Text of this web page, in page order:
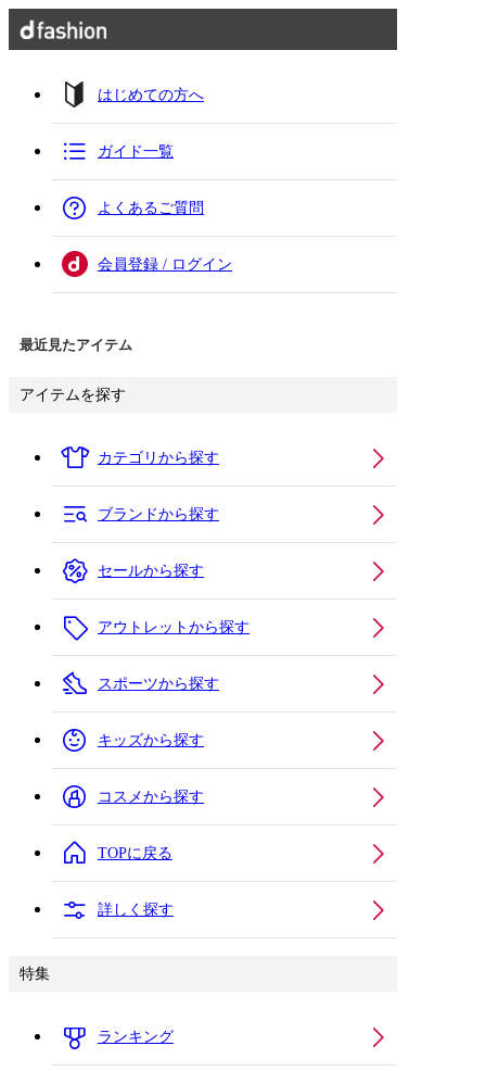
はじめての方へ
ガイド一覧
よくあるご質問
会員登録 / ログイン
最近見たアイテム
アイテムを探す
カテゴリから探す
ブランドから探す
セールから探す
アウトレットから探す
スポーツから探す
キッズから探す
コスメから探す
TOPに戻る
詳しく探す
特集
ランキング